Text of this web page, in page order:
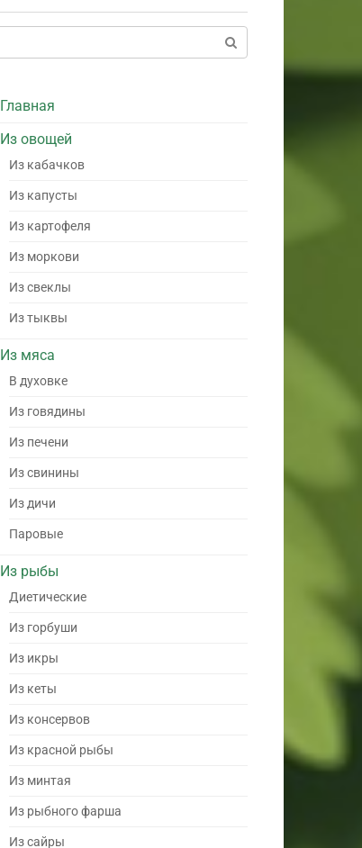
Главная
Из овощей
Из кабачков
Из капусты
Из картофеля
Из моркови
Из свеклы
Из тыквы
Из мяса
В духовке
Из говядины
Из печени
Из свинины
Из дичи
Паровые
Из рыбы
Диетические
Из горбуши
Из икры
Из кеты
Из консервов
Из красной рыбы
Из минтая
Из рыбного фарша
Из сайры